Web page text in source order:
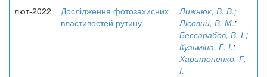
лют-2022
Дослідження фотозахисних
властивостей рутину
Лижнюк, В. В.;
Лісовий, В. М.;
Бессарабов, В. І.;
Кузьміна, Г. І.;
Харитоненко, Г.
І.